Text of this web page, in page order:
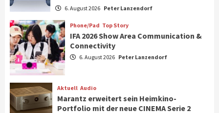
7
Verbraucher setzen immer mehr auf
1
Aktuell
Steigende Hardware-Preise: Mehr als ein
Drittel der Gamer verschiebt Käufe
Phone/Pad Top Story
6. August 2026 Peter Lanzendorf
Phone/Pad Top Story
IFA 2026 Show Area Communication &
Connectivity
6. August 2026 Peter Lanzendorf
Aktuell Audio
Marantz erweitert sein Heimkino-
Portfolio mit der neue CINEMA Serie 2